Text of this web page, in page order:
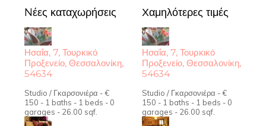
Nέες καταχωρήσεις
Ησαΐα, 7, Τουρκικό
Προξενείο, Θεσσαλονίκη,
54634
Studio / Γκαρσονιέρα - €
150 - 1 baths - 1 beds - 0
garages - 26.00 sqf.
Χαμηλότερες τιμές
Ησαΐα, 7, Τουρκικό
Προξενείο, Θεσσαλονίκη,
54634
Studio / Γκαρσονιέρα - €
150 - 1 baths - 1 beds - 0
garages - 26.00 sqf.